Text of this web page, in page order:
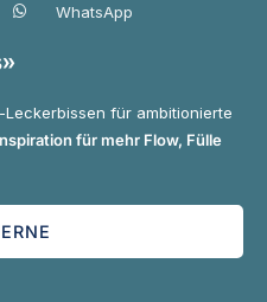
WhatsApp
für ambitionierte
für mehr Flow, Fülle